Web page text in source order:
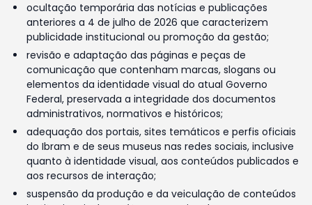
ocultação temporária das notícias e publicações
anteriores a 4 de julho de 2026 que caracterizem
publicidade institucional ou promoção da gestão;
revisão e adaptação das páginas e peças de
comunicação que contenham marcas, slogans ou
elementos da identidade visual do atual Governo
Federal, preservada a integridade dos documentos
administrativos, normativos e históricos;
adequação dos portais, sites temáticos e perfis oficiais
do Ibram e de seus museus nas redes sociais, inclusive
quanto à identidade visual, aos conteúdos publicados e
aos recursos de interação;
suspensão da produção e da veiculação de conteúdos